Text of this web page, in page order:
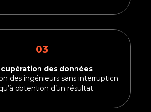
03
des données
des ingénieurs sans interruption
obtention d’un résultat.